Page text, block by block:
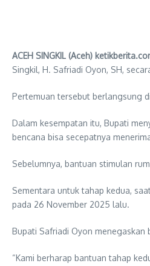
ACEH SINGKIL (Aceh)
Singkil, H. Safriadi Oyon, SH,
Pertemuan tersebut berlangsung
Dalam kesempatan itu, Bupati
bencana bisa secepatnya
Sebelumnya, bantuan stimulan
Sementara untuk tahap kedua,
pada 26 November 2025 lalu.
Bupati Safriadi Oyon
“Kami berharap bantuan tahap